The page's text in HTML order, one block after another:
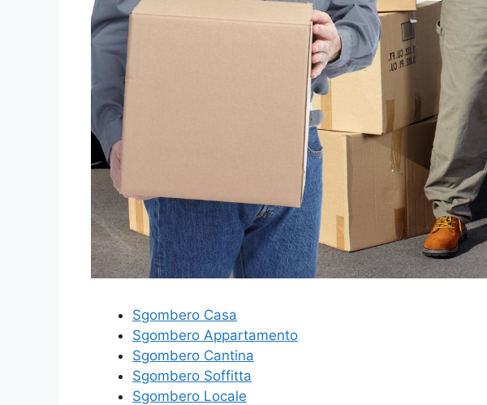
Sgombero Casa
Sgombero Appartamento
Sgombero Cantina
Sgombero Soffitta
Sgombero Locale